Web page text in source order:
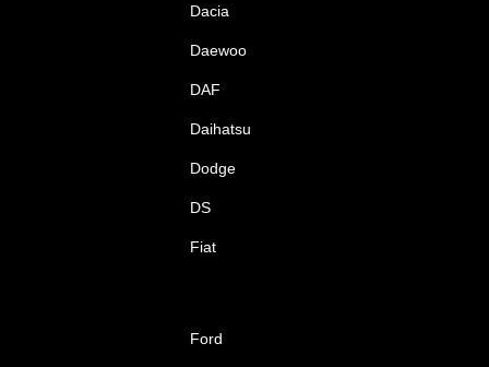
Dacia
Daewoo
DAF
Daihatsu
Dodge
DS
Fiat
Ford